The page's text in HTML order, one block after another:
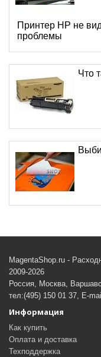
Принтер HP не
проблемы
Что
MagentaShop.ru -
2009-2026
Россия, Москва,
тел:(495) 150 01 37, E-
Информация
Как купить
Оплата и доставка
Техподдержка